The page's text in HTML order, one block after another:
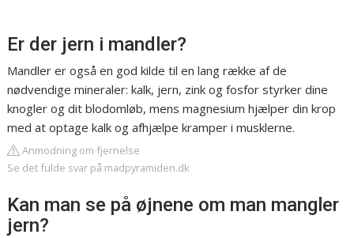
Er der jern i mandler?
Mandler er også en god kilde til en lang række af de
nødvendige mineraler: kalk, jern, zink og fosfor styrker dine
knogler og dit blodomløb, mens magnesium hjælper din krop
med at optage kalk og afhjælpe kramper i musklerne.
Anmodning om fjernelse
Se det fulde svar på madpyramiden.dk
Kan man se på øjnene om man mangler
jern?